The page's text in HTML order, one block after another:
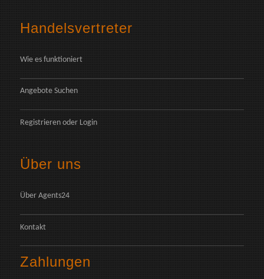
Handelsvertreter
Wie es funktioniert
Angebote Suchen
Registrieren oder Login
Über uns
Über Agents24
Kontakt
Zahlungen